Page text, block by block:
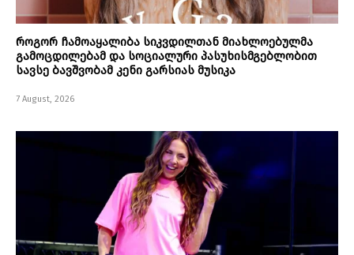
როგორ ჩამოაყალიბა სიკვდილთან მიახლოებულმა
გამოცდილებამ და სოციალური პასუხისმგებლობით
სავსე ბავშვობამ კენი გარსიას მუსიკა
7 August, 2026